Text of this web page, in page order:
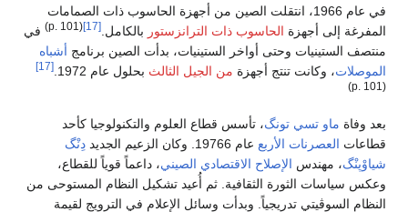
في عام 1966، انتقلت الصين من أجهزة الحاسوب ذات الصمامات
المفرغة إلى أجهزة الحاسوب ذات الترانزستور بالكامل. [17]
(p. 101)
في
منتصف الستينيات وحتى أواخر الستينيات، بدأت الصين برنامج أشباه
الموصلات، وكانت تنتج أجهزة من الجيل الثالث بحلول عام 1972.
[17]
(p. 101)
بعد وفاة ماو تسي تونگ، تأسس قطاع العلوم والتكنولوجيا كأحد
قطاعات العصرنات الأربع عام 19766. وكان الزعيم الجديد
دِنْگ
شياوْپنْگ، مهندس الإصلاح الاقتصادي الصيني، داعماً قوياً للقطاع،
وعكس سياسات الثورة الثقافية. ثم أُعيد تشكيل النظام المستوحى من
النظام السوڤيتي تدريجياً. وبدأت وسائل الإعلام في الترويج لقيمة